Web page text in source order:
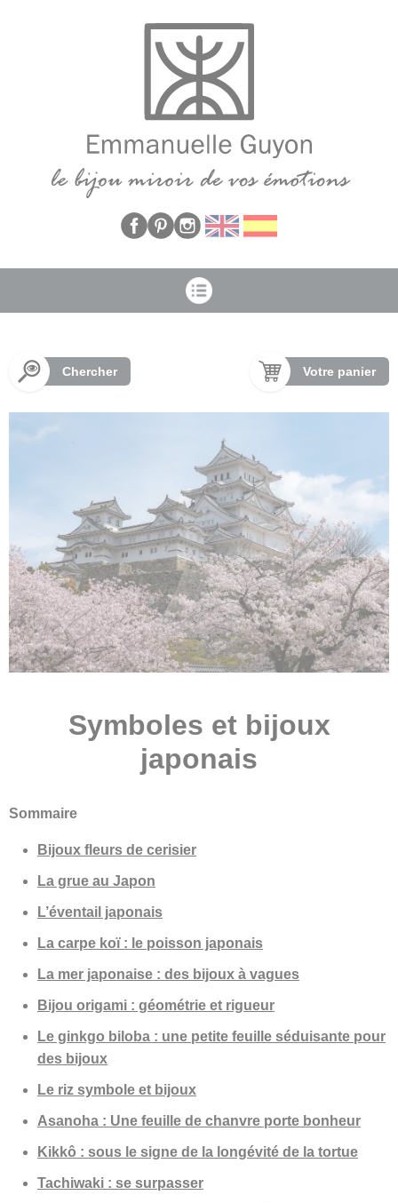
Chercher Votre panier
Symboles et bijoux
japonais
Sommaire
Bijoux fleurs de cerisier
La grue au Japon
L’éventail japonais
La carpe koï : le poisson japonais
La mer japonaise : des bijoux à vagues
Bijou origami : géométrie et rigueur
Le ginkgo biloba : une petite feuille séduisante pour
des bijoux
Le riz symbole et bijoux
Asanoha : Une feuille de chanvre porte bonheur
Kikkô : sous le signe de la longévité de la tortue
Tachiwaki : se surpasser